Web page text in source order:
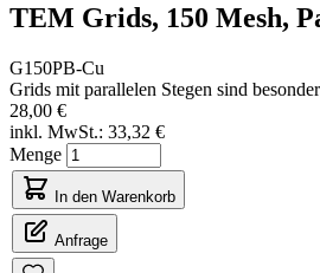
TEM Grids, 150 Mesh,
G150PB-Cu
Grids mit parallelen Stegen sind
28,00 €
inkl. MwSt.: 33,32 €
Menge
In den Warenkorb
Anfrage